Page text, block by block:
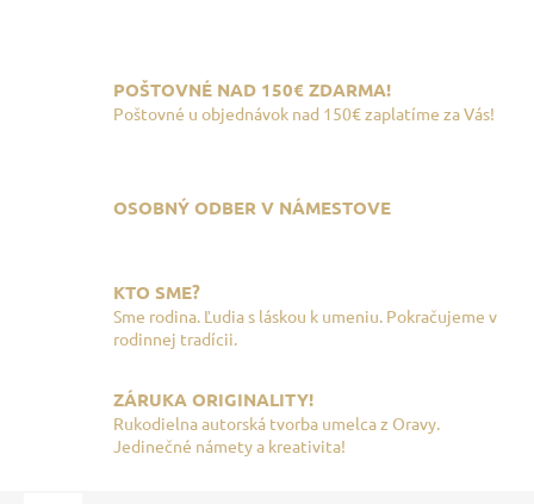
POŠTOVNÉ NAD 150€ ZDARMA!
Poštovné u objednávok nad 150€ zaplatíme za Vás!
OSOBNÝ ODBER V NÁMESTOVE
KTO SME?
Sme rodina. Ľudia s láskou k umeniu. Pokračujeme v
rodinnej tradícii.
ZÁRUKA ORIGINALITY!
Rukodielna autorská tvorba umelca z Oravy.
Jedinečné námety a kreativita!